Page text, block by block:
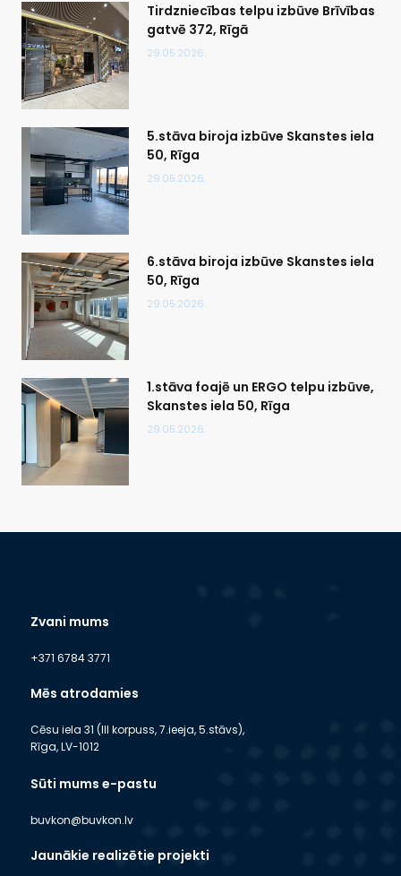
Tirdzniecības telpu izbūve Brīvības
gatvē 372, Rīgā
29.05.2026.
5.stāva biroja izbūve Skanstes iela
50, Rīga
29.05.2026.
6.stāva biroja izbūve Skanstes iela
50, Rīga
29.05.2026.
1.stāva foajē un ERGO telpu izbūve,
Skanstes iela 50, Rīga
29.05.2026.
Zvani mums
+371 6784 3771
Mēs atrodamies
Cēsu iela 31 (III korpuss, 7.ieeja, 5.stāvs),
Rīga, LV-1012
Sūti mums e-pastu
buvkon@buvkon.lv
Jaunākie realizētie projekti